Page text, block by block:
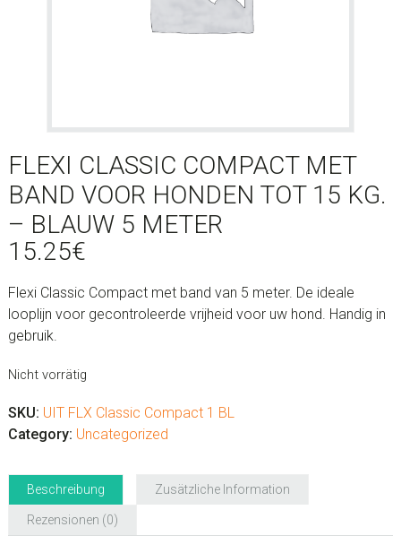
FLEXI CLASSIC COMPACT MET
BAND VOOR HONDEN TOT 15 KG.
– BLAUW 5 METER
15.25€
Flexi Classic Compact met band van 5 meter. De ideale
looplijn voor gecontroleerde vrijheid voor uw hond. Handig in
gebruik.
Nicht vorrätig
SKU: UIT FLX Classic Compact 1 BL
Category: Uncategorized
Beschreibung Zusätzliche Information
Rezensionen (0)